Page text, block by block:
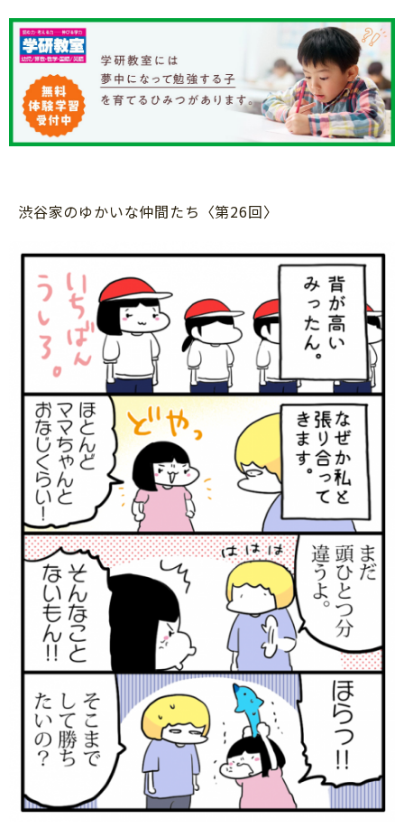
習い事
知育
健康
「こそだてまっぷ」とは
サイトのご利⽤にあたって
個⼈情報について
お問い合わせ
渋谷家のゆかいな仲間たち〈第26回〉